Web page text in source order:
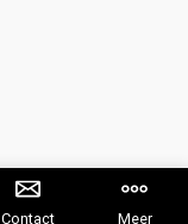
Contact Meer